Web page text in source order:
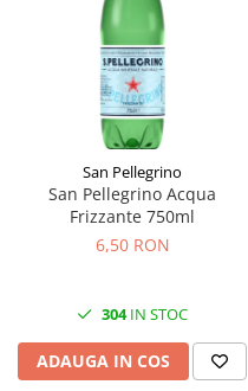
San Pellegrino
San Pellegrino Acqua
Frizzante 750ml
6,50 RON
304IN STOC
ADAUGA IN COS